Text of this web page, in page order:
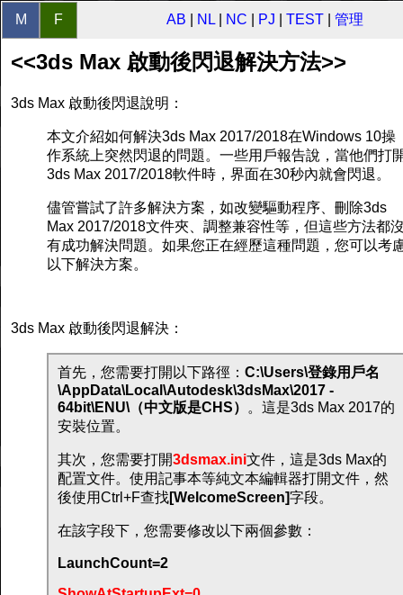
M F AB NL NC PJ TEST 管理
<<3ds Max 啟動後閃退解決方法>>
3ds Max 啟動後閃退說明：
本文介紹如何解決3ds Max 2017/2018在Windows 10操
作系統上突然閃退的問題。一些用戶報告說，當他們打
3ds Max 2017/2018軟件時，界面在30秒內就會閃退。
儘管嘗試了許多解決方案，如改變驅動程序、刪除3ds
Max 2017/2018文件夾、調整兼容性等，但這些方法都
有成功解決問題。如果您正在經歷這種問題，您可以考
以下解決方案。
3ds Max 啟動後閃退解決：
首先，您需要打開以下路徑： C:\Users\登錄用戶名
\AppData\Local\Autodesk\3dsMax\2017 -
64bit\ENU\（中文版是CHS）
。這是3ds Max 2017的
安裝位置。
其次，您需要打開3dsmax.ini文件，這是3ds Max的
配置文件。使用記事本等純文本編輯器打開文件，然
後使用Ctrl+F查找[WelcomeScreen]字段。
在該字段下，您需要修改以下兩個參數：
LaunchCount=2